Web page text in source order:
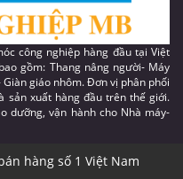
công nghiệp hàng đầu tại Việt
gồm: Thang nâng người- Máy
giáo nhôm. Đơn vị phân phối
sản xuất hàng đầu trên thế giới.
dưỡng, vận hành cho Nhà máy-
hàng số 1 Việt Nam